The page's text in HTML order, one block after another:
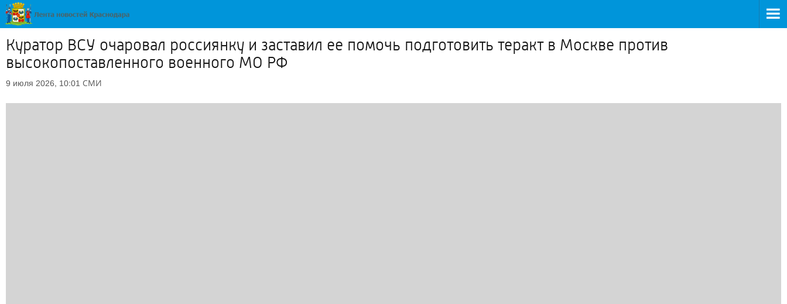
Куратор ВСУ очаровал россиянку и заставил ее помочь подготовить теракт в Москве против
высокопоставленного военного МО РФ
9 июля 2026, 10:01 СМИ